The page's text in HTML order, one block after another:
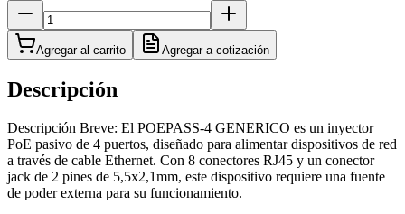
Agregar al carrito Agregar a cotización
Descripción
Descripción Breve: El POEPASS-4 GENERICO es un inyector
PoE pasivo de 4 puertos, diseñado para alimentar dispositivos de red
a través de cable Ethernet. Con 8 conectores RJ45 y un conector
jack de 2 pines de 5,5x2,1mm, este dispositivo requiere una fuente
de poder externa para su funcionamiento.